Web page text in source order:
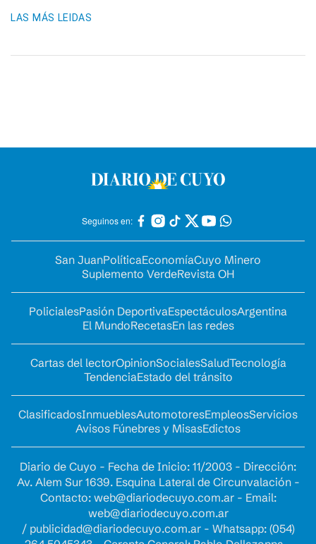
LAS MÁS LEIDAS
Seguinos en:
San JuanPolíticaEconomíaCuyo Minero
Suplemento VerdeRevista OH
PolicialesPasión DeportivaEspectáculosArgentina
El MundoRecetasEn las redes
Cartas del lectorOpinionSocialesSaludTecnología
TendenciaEstado del tránsito
ClasificadosInmueblesAutomotoresEmpleosServicios
Avisos Fúnebres y MisasEdictos
Diario de Cuyo - Fecha de Inicio: 11/2003 - Dirección:
Av. Alem Sur 1639. Esquina Lateral de Circunvalación -
Contacto: web@diariodecuyo.com.ar- Email:
web@diariodecuyo.com.ar
/ publicidad@diariodecuyo.com.ar- Whatsapp: (054)